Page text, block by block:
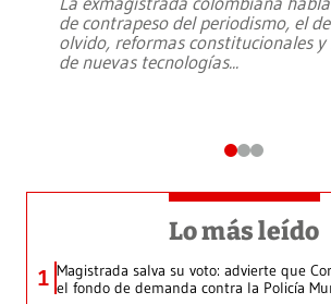
de contrapeso del periodismo, el
olvido, reformas constitucionales y
de nuevas tecnologías...
Lo más leído
1 Magistrada salva su voto: advierte que
el fondo de demanda contra la Policía